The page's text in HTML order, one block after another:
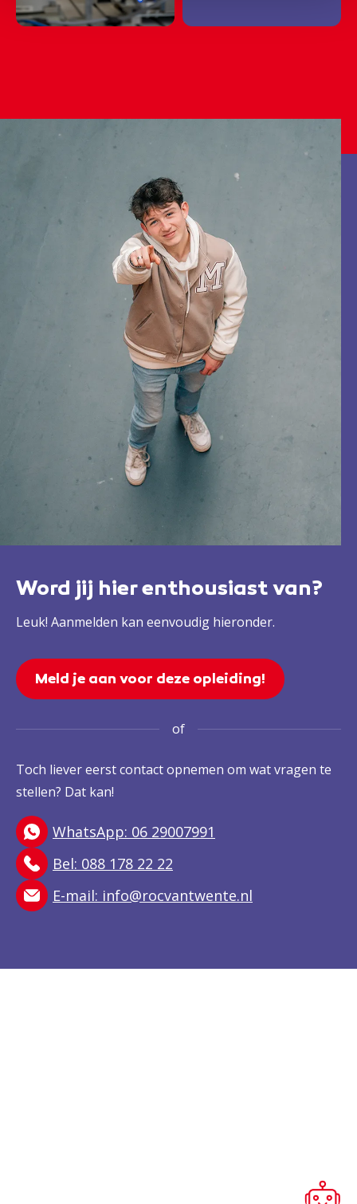
Word jij hier enthousiast van?
Leuk! Aanmelden kan eenvoudig hieronder.
Meld je aan voor deze opleiding!
of
Toch liever eerst contact opnemen om wat vragen te
stellen? Dat kan!
WhatsApp: 06 29007991
Bel: 088 178 22 22
E-mail: info@rocvantwente.nl